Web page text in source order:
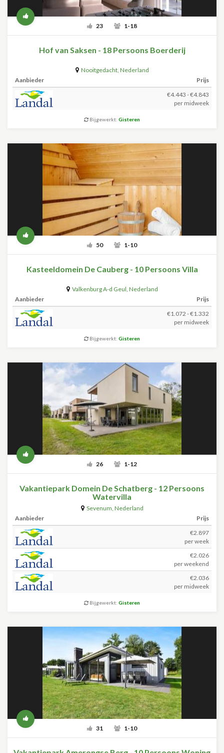
23 1-18
Hof van Saksen - 18 Persoons Boerderij
Nooitgedacht, Nederland
Aanbieder
Prijs
€4.443 - €4.843
per midweek
Bijgewerkt: Gisteren
50 1-10
Kasteeldomein De Cauberg - 10 Persoons Villa
Valkenburg A-d Geul, Nederland
Aanbieder
Prijs
€1.072 - €1.332
per midweek
Bijgewerkt: Gisteren
26 1-12
Vakantiepark Domein De Schatberg - 12 Persoons
Watervilla
Sevenum, Nederland
Aanbieder
Prijs
€2.897
per week
€2.026
per weekend
€2.036
per midweek
Bijgewerkt: Gisteren
31 1-10